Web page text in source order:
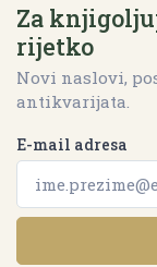
Za
rijetko
Novi naslovi,
antikvarijata.
E-mail adresa